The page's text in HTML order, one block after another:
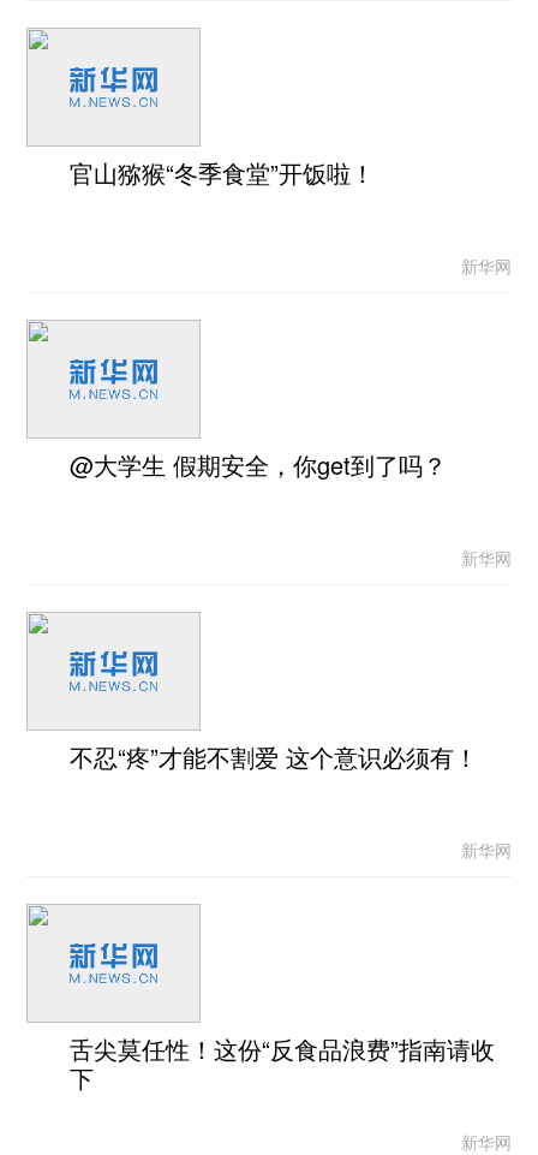
官山猕猴“冬季食堂”开饭啦！
新华网
@大学生 假期安全，你get到了吗？
新华网
不忍“疼”才能不割爱 这个意识必须有！
新华网
舌尖莫任性！这份“反食品浪费”指南请收
下
新华网